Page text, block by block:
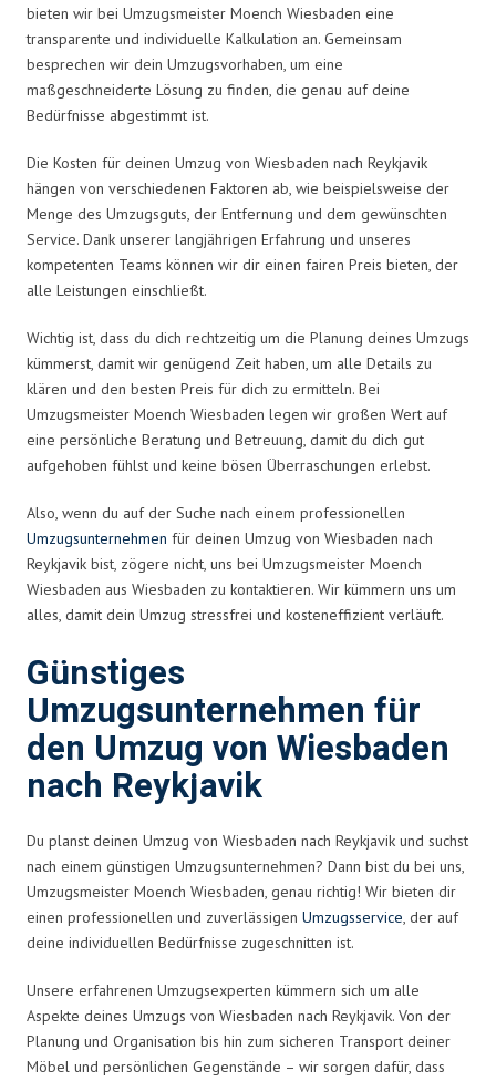
bieten wir bei Umzugsmeister Moench Wiesbaden eine
transparente und individuelle Kalkulation an. Gemeinsam
besprechen wir dein Umzugsvorhaben, um eine
maßgeschneiderte Lösung zu finden, die genau auf deine
Bedürfnisse abgestimmt ist.
Die Kosten für deinen Umzug von Wiesbaden nach Reykjavik
hängen von verschiedenen Faktoren ab, wie beispielsweise der
Menge des Umzugsguts, der Entfernung und dem gewünschten
Service. Dank unserer langjährigen Erfahrung und unseres
kompetenten Teams können wir dir einen fairen Preis bieten, der
alle Leistungen einschließt.
Wichtig ist, dass du dich rechtzeitig um die Planung deines Umzugs
kümmerst, damit wir genügend Zeit haben, um alle Details zu
klären und den besten Preis für dich zu ermitteln. Bei
Umzugsmeister Moench Wiesbaden legen wir großen Wert auf
eine persönliche Beratung und Betreuung, damit du dich gut
aufgehoben fühlst und keine bösen Überraschungen erlebst.
Also, wenn du auf der Suche nach einem professionellen
Umzugsunternehmen für deinen Umzug von Wiesbaden nach
Reykjavik bist, zögere nicht, uns bei Umzugsmeister Moench
Wiesbaden aus Wiesbaden zu kontaktieren. Wir kümmern uns um
alles, damit dein Umzug stressfrei und kosteneffizient verläuft.
Günstiges
Umzugsunternehmen für
den Umzug von Wiesbaden
nach Reykjavik
Du planst deinen Umzug von Wiesbaden nach Reykjavik und suchst
nach einem günstigen Umzugsunternehmen? Dann bist du bei uns,
Umzugsmeister Moench Wiesbaden, genau richtig! Wir bieten dir
einen professionellen und zuverlässigen Umzugsservice, der auf
deine individuellen Bedürfnisse zugeschnitten ist.
Unsere erfahrenen Umzugsexperten kümmern sich um alle
Aspekte deines Umzugs von Wiesbaden nach Reykjavik. Von der
Planung und Organisation bis hin zum sicheren Transport deiner
Möbel und persönlichen Gegenstände – wir sorgen dafür, dass